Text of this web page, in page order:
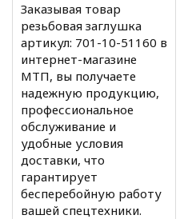
Заказывая товар
резьбовая заглушка
артикул: 701-10-51160 в
интернет-магазине
МТП, вы получаете
надежную продукцию,
профессиональное
обслуживание и
удобные условия
доставки, что
гарантирует
бесперебойную работу
вашей спецтехники.